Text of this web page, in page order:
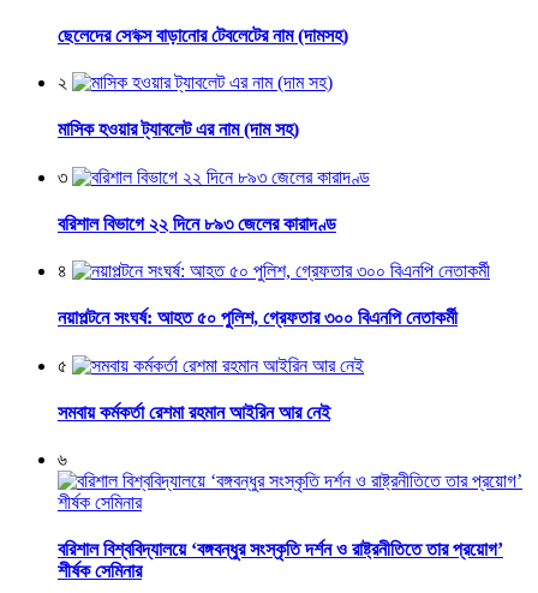
ছেলেদের সে*ক্স বাড়ানোর টেবলেটের নাম (দামসহ)
২
মাসিক হওয়ার ট্যাবলেট এর নাম (দাম সহ)
৩
বরিশাল বিভাগে ২২ দিনে ৮৯৩ জেলের কারাদণ্ড
৪
নয়াপল্টনে সংঘর্ষ: আহত ৫০ পুলিশ, গ্রেফতার ৩০০ বিএনপি নেতাকর্মী
৫
সমবায় কর্মকর্তা রেশমা রহমান আইরিন আর নেই
৬
বরিশাল বিশ্ববিদ্যালয়ে ‘বঙ্গবন্ধুর সংস্কৃতি দর্শন ও রাষ্ট্রনীতিতে তার প্রয়োগ’
শীর্ষক সেমিনার